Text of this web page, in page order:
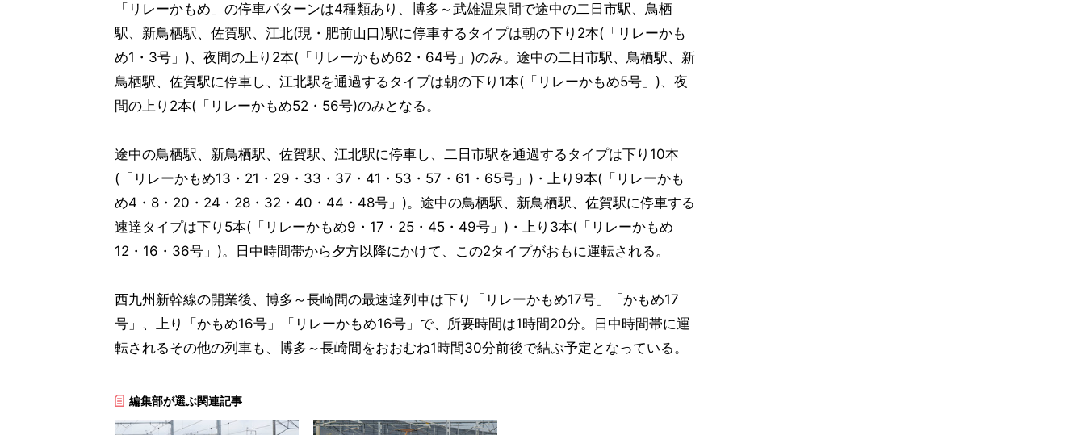
「リレーかもめ」の停車パターンは4種類あり、博多～武雄温泉間で途中の二日市駅、鳥栖
駅、新鳥栖駅、佐賀駅、江北(現・肥前山口)駅に停車するタイプは朝の下り2本(「リレーかも
め1・3号」)、夜間の上り2本(「リレーかもめ62・64号」)のみ。途中の二日市駅、鳥栖駅、新
鳥栖駅、佐賀駅に停車し、江北駅を通過するタイプは朝の下り1本(「リレーかもめ5号」)、夜
間の上り2本(「リレーかもめ52・56号)のみとなる。
途中の鳥栖駅、新鳥栖駅、佐賀駅、江北駅に停車し、二日市駅を通過するタイプは下り10本
(「リレーかもめ13・21・29・33・37・41・53・57・61・65号」)・上り9本(「リレーかも
め4・8・20・24・28・32・40・44・48号」)。途中の鳥栖駅、新鳥栖駅、佐賀駅に停車する
速達タイプは下り5本(「リレーかもめ9・17・25・45・49号」)・上り3本(「リレーかもめ
12・16・36号」)。日中時間帯から夕方以降にかけて、この2タイプがおもに運転される。
西九州新幹線の開業後、博多～長崎間の最速達列車は下り「リレーかもめ17号」「かもめ17
号」、上り「かもめ16号」「リレーかもめ16号」で、所要時間は1時間20分。日中時間帯に運
転されるその他の列車も、博多～長崎間をおおむね1時間30分前後で結ぶ予定となっている。
編集部が選ぶ関連記事